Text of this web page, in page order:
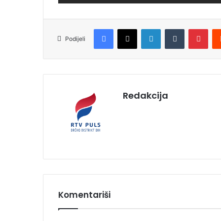
Podijeli
Redakcija
Komentariši